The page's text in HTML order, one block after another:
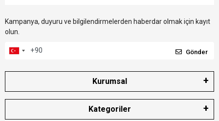
Kampanya, duyuru ve bilgilendirmelerden haberdar olmak için kayıt
olun.
Gönder
Kurumsal
Kategoriler